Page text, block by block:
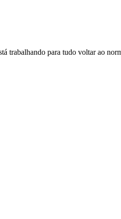
trabalhando para tudo voltar ao